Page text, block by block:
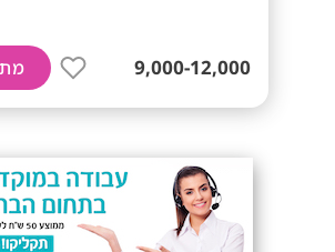
9,000-12,000